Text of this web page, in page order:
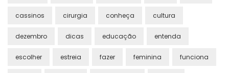
cassinos cirurgia conheça cultura
dezembro dicas educação entenda
escolher estreia fazer feminina funciona